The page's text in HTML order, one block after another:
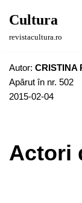
Sari
Cultura
revistacultura.ro
Autor: CRISTINA
Apărut în nr. 502
2015-02-04
Actori